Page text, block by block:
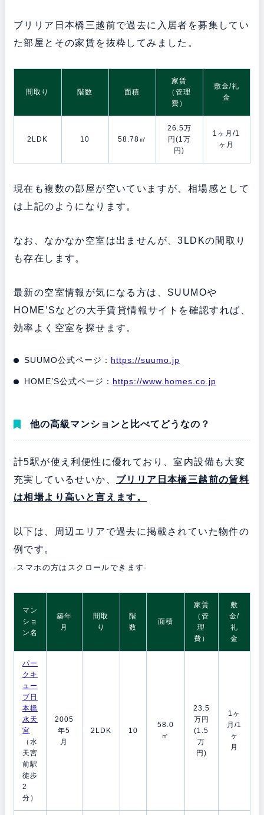
ブリリア日本橋三越前で過去に入居者を募集してい
た部屋とその家賃を抜粋してみました。
間取り 階数 面積
家賃
（管理
費）
敷金/礼
金
2LDK 10 58.78㎡
26.5万
円(1万
円)
1ヶ月/1
ヶ月
現在も複数の部屋が空いていますが、相場感として
は上記のようになります。
なお、なかなか空室は出ませんが、3LDKの間取り
も存在します。
最新の空室情報が気になる方は、SUUMOや
HOME’Sなどの大手賃貸情報サイトを確認すれば、
効率よく空室を探せます。
SUUMO公式ページ： https://suumo.jp
HOME’S公式ページ： https://www.homes.co.jp
他の高級マンションと比べてどうなの？
計5駅が使え利便性に優れており、室内設備も大変
充実しているせいか、 ブリリア日本橋三越前の賃料
は相場より高いと言えます。
以下は、周辺エリアで過去に掲載されていた物件の
例です。
-スマホの方はスクロールできます-
マン
ショ
ン名
築年
月
間取
り
階
数
面積
家賃
（管
理
費）
敷
金/
礼
金
パー
クキ
ュー
ブ日
本橋
水天
宮
（水
天宮
前駅
徒歩
2
分）
2005
年5
月
2LDK 10
58.0
㎡
23.5
万円
(1.5
万
円)
1ヶ
月/1
ヶ
月